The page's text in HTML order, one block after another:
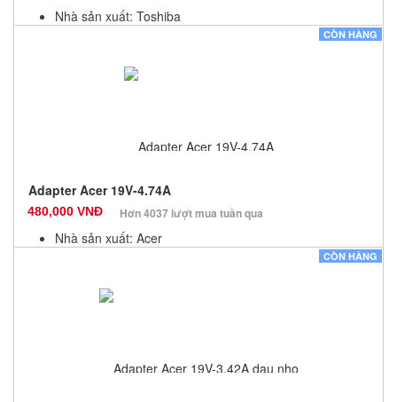
Nhà sản xuất: Toshiba
Số lượng: 10
CÒN HÀNG
Adapter Acer 19V-4.74A
480,000 VNĐ Hơn 4037 lượt mua tuần qua
Nhà sản xuất: Acer
Số lượng: 10
CÒN HÀNG